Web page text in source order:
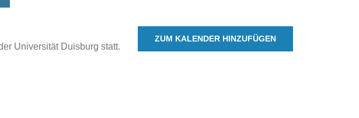
Universität Duisburg statt.
ZUM KALENDER HINZUFÜGEN